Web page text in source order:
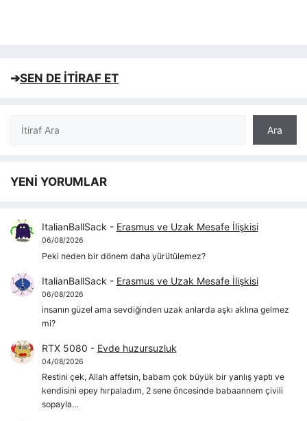
➔SEN DE İTİRAF ET
Ara
Ara
YENİ YORUMLAR
ItalianBallSack - Erasmus ve Uzak Mesafe İlişkisi
06/08/2026
Peki neden bir dönem daha yürütülemez?
ItalianBallSack - Erasmus ve Uzak Mesafe İlişkisi
06/08/2026
insanın güzel ama sevdiğinden uzak anlarda aşkı aklına gelmez
mi?
RTX 5080 - Evde huzursuzluk
04/08/2026
Restini çek, Allah affetsin, babam çok büyük bir yanlış yaptı ve
kendisini epey hırpaladım, 2 sene öncesinde babaannem çivili
sopayla…